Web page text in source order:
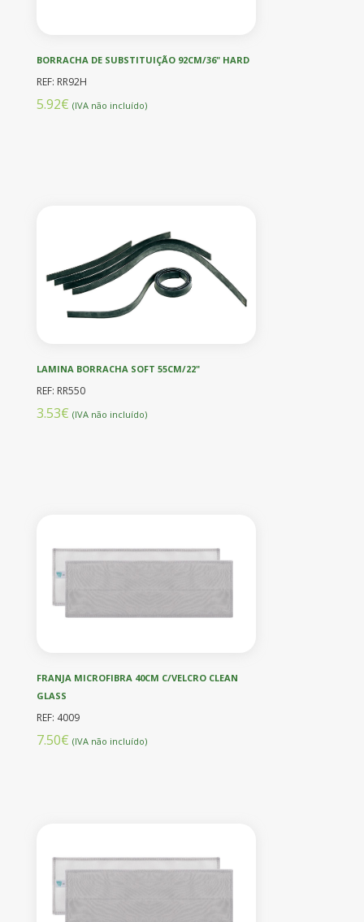
BORRACHA DE SUBSTITUIÇÃO 92CM/36" HARD
REF: RR92H
5.92€ (IVA não incluído)
LAMINA BORRACHA SOFT 55CM/22"
REF: RR550
3.53€ (IVA não incluído)
FRANJA MICROFIBRA 40CM C/VELCRO CLEAN
GLASS
REF: 4009
7.50€ (IVA não incluído)